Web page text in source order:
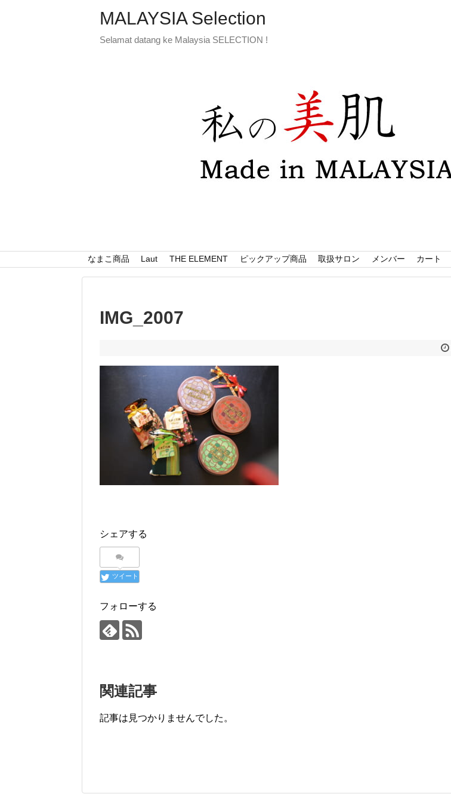
MALAYSIA Selection
Selamat datang ke Malaysia SELECTION !
なまこ商品 Laut THE ELEMENT ピックアップ商品 取扱サロン メンバー カート
IMG_2007
シェアする
ツイート
フォローする
関連記事
記事は見つかりませんでした。